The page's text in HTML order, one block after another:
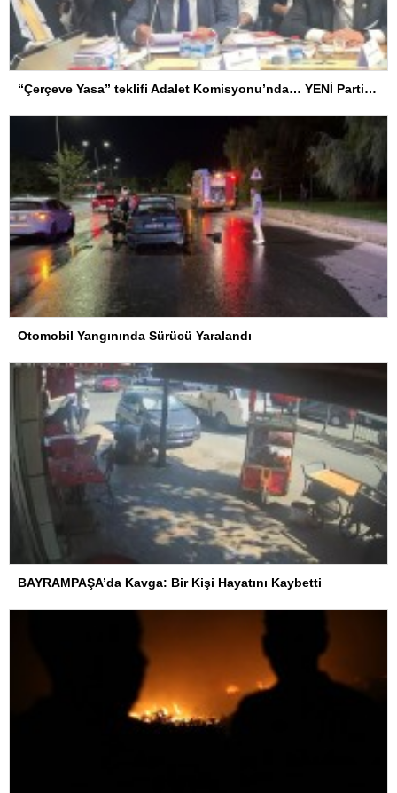
“Çerçeve Yasa” teklifi Adalet Komisyonu’nda… YENİ Partili Tanrıkulu: Bir insana ‘Silahını bırak, ülkene dön, siyasal ve toplumsal hayata katıl’ diyorsanız, o insan kapıdan içeri girdiğinde başına ne geleceğini bilmelidir
Otomobil Yangınında Sürücü Yaralandı
BAYRAMPAŞA’da Kavga: Bir Kişi Hayatını Kaybetti